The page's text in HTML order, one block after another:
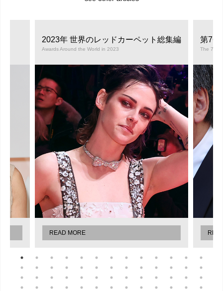
2023年 世界のレッドカーペット総集編
Awards Around the World in 2023
READ MORE
第76
The 76th